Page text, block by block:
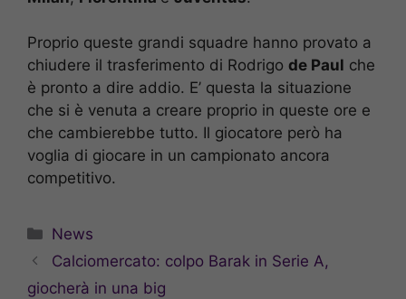
Proprio queste grandi squadre hanno provato a
chiudere il trasferimento di Rodrigo de Paul che
è pronto a dire addio. E’ questa la situazione
che si è venuta a creare proprio in queste ore e
che cambierebbe tutto. Il giocatore però ha
voglia di giocare in un campionato ancora
competitivo.
Categorie
News
Calciomercato: colpo Barak in Serie A,
giocherà in una big